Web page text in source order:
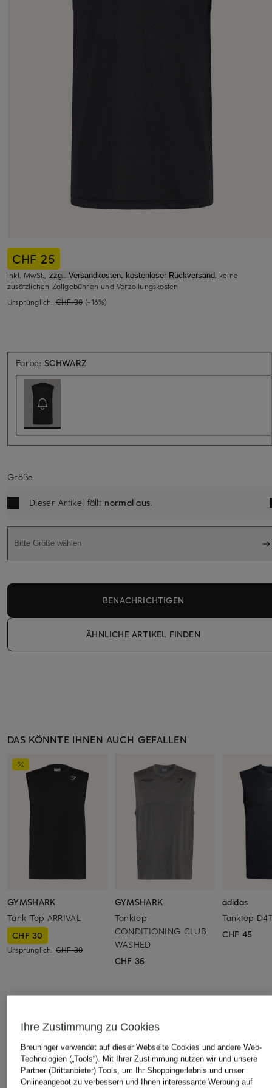
CHF 25
inkl. MwSt., zzgl. Versandkosten, kostenloser Rückversand, keine
zusätzlichen Zollgebühren und Verzollungskosten
Ursprünglich: CHF 30 (-16%)
Farbe: SCHWARZ
Größe
Dieser Artikel fällt normal aus.
Bitte Größe wählen
BENACHRICHTIGEN
ÄHNLICHE ARTIKEL FINDEN
DAS KÖNNTE IHNEN AUCH GEFALLEN
GYMSHARK
Tank Top ARRIVAL
CHF 30
Ursprünglich: CHF 30
GYMSHARK
Tanktop
CONDITIONING CLUB
WASHED
CHF 35
adidas
Tanktop
CHF 45
ÄHNLICHE ARTIKEL ENTDECKEN
Ihre Zustimmung zu Cookies
Breuninger verwendet auf dieser Webseite Cookies und andere Web-
Technologien („Tools“). Mit Ihrer Zustimmung nutzen wir und unsere
Partner (Drittanbieter) Tools, um Ihr Shoppingerlebnis und unser
Onlineangebot zu verbessern und Ihnen interessante Werbung auf